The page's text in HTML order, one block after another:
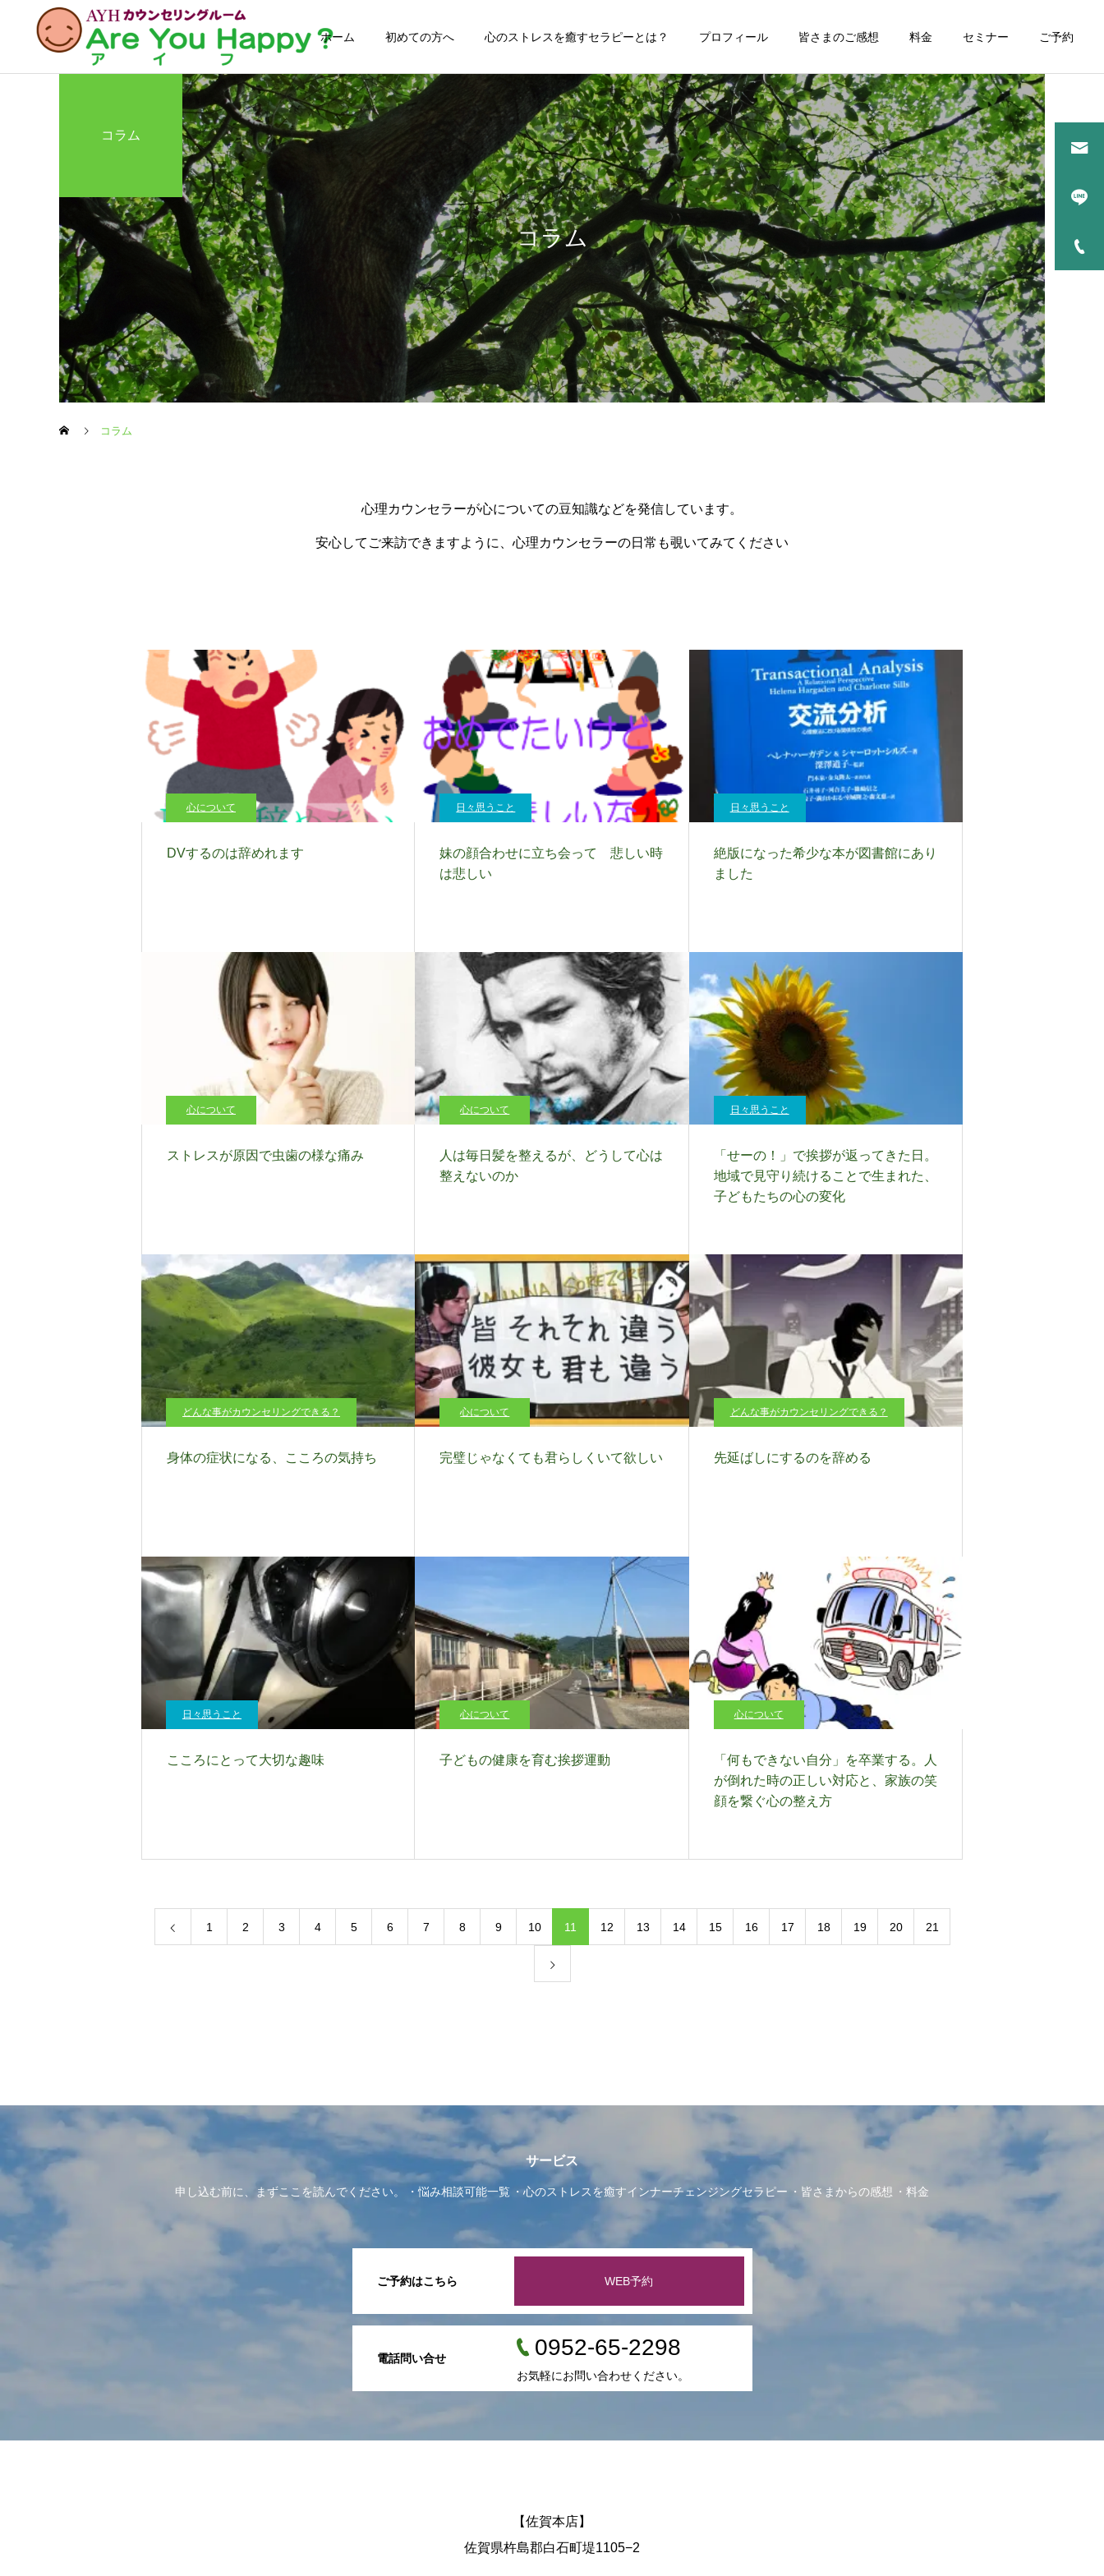
ホーム 初めての方へ 心のストレスを癒すセラピーとは？ プロフィール 皆さまのご感想 料金 セミナー ご予約
コラム
コラム
コラム
心理カウンセラーが心についての豆知識などを発信しています。
安心してご来訪できますように、心理カウンセラーの日常も覗いてみてください
心について
DVするのは辞めれます
日々思うこと
妹の顔合わせに立ち会って 悲しい時
は悲しい
日々思うこと
絶版になった希少な本が図書館にあり
ました
心について
ストレスが原因で虫歯の様な痛み
心について
人は毎日髪を整えるが、どうして心は
整えないのか
日々思うこと
「せーの！」で挨拶が返ってきた日。
地域で見守り続けることで生まれた、
子どもたちの心の変化
どんな事がカウンセリングできる？
身体の症状になる、こころの気持ち
心について
完璧じゃなくても君らしくいて欲しい
どんな事がカウンセリングできる？
先延ばしにするのを辞める
日々思うこと
こころにとって大切な趣味
心について
子どもの健康を育む挨拶運動
心について
「何もできない自分」を卒業する。人
が倒れた時の正しい対応と、家族の笑
顔を繋ぐ心の整え方
1 2 3 4 5 6 7 8 9 10 11 12 13 14 15 16 17 18 19 20 21
サービス
申し込む前に、まずここを読んでください。 悩み相談可能一覧 心のストレスを癒すインナーチェンジングセラピー 皆さまからの感想 料金
ご予約はこちら WEB予約
電話問い合せ 0952-65-2298
お気軽にお問い合わせください。
【佐賀本店】
佐賀県杵島郡白石町堤1105−2